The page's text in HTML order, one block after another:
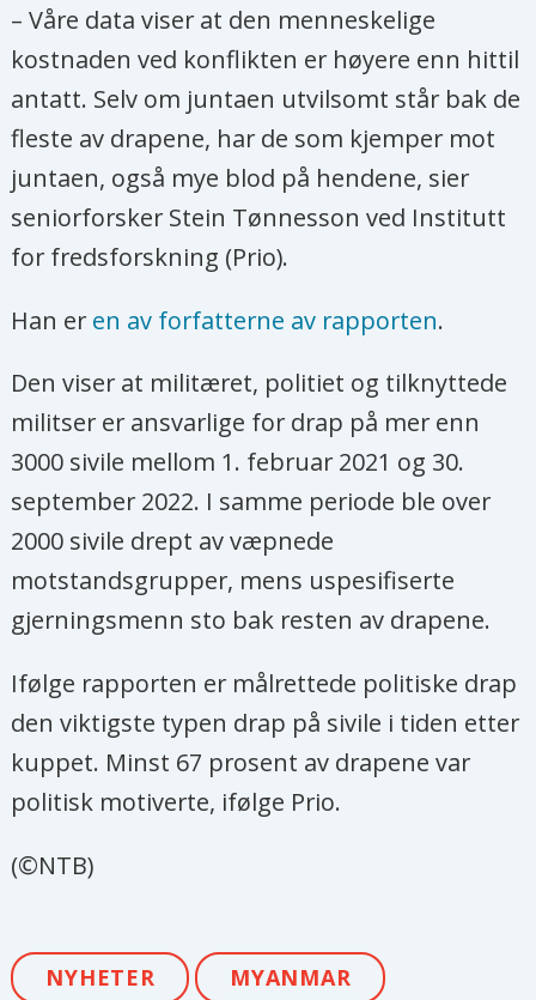
– Våre data viser at den menneskelige
kostnaden ved konflikten er høyere enn hittil
antatt. Selv om juntaen utvilsomt står bak de
fleste av drapene, har de som kjemper mot
juntaen, også mye blod på hendene, sier
seniorforsker Stein Tønnesson ved Institutt
for fredsforskning (Prio).
Han er en av forfatterne av rapporten.
Den viser at militæret, politiet og tilknyttede
militser er ansvarlige for drap på mer enn
3000 sivile mellom 1. februar 2021 og 30.
september 2022. I samme periode ble over
2000 sivile drept av væpnede
motstandsgrupper, mens uspesifiserte
gjerningsmenn sto bak resten av drapene.
Ifølge rapporten er målrettede politiske drap
den viktigste typen drap på sivile i tiden etter
kuppet. Minst 67 prosent av drapene var
politisk motiverte, ifølge Prio.
(©NTB)
NYHETER MYANMAR